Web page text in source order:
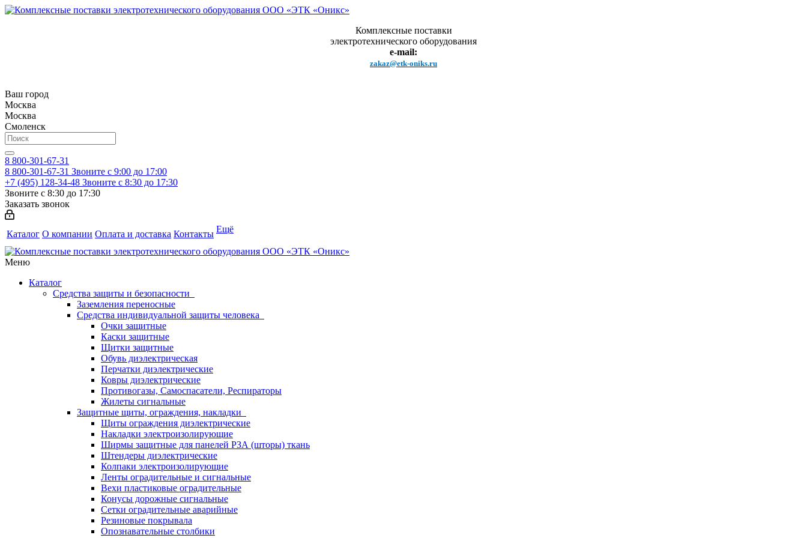
Комплексные поставки
электротехнического оборудования
e-mail:
zakaz@etk-oniks.ru
Ваш город
Москва
Москва
Смоленск
8 800-301-67-31
8 800-301-67-31 Звоните с 9:00 до 17:00
+7 (495) 128-34-48 Звоните с 8:30 до 17:30
Звоните с 8:30 до 17:30
Заказать звонок
Каталог О компании Оплата и доставка Контакты Ещё
Меню
Каталог
Средства защиты и безопасности
Заземления переносные
Средства индивидуальной защиты человека
Очки защитные
Каски защитные
Щитки защитные
Обувь диэлектрическая
Перчатки диэлектрические
Ковры диэлектрические
Противогазы, Самоспасатели, Респираторы
Жилеты сигнальные
Защитные щиты, ограждения, накладки
Щиты ограждения диэлектрические
Накладки электроизолирующие
Ширмы защитные для панелей РЗА (шторы) ткань
Штендеры диэлектрические
Колпаки электроизолирующие
Ленты оградительные и сигнальные
Вехи пластиковые оградительные
Конусы дорожные сигнальные
Сетки оградительные аварийные
Резиновые покрывала
Опознавательные столбики